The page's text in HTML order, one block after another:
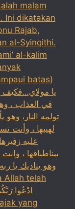
malam
Ini dikatakan
Rajab,
al-Syinqithi.
al-kalim
batas)
في العذاب ،
تولمه النار،
لهيبها ، وأنت
عليه
بيناطباقها ،
وهو يناديك يا